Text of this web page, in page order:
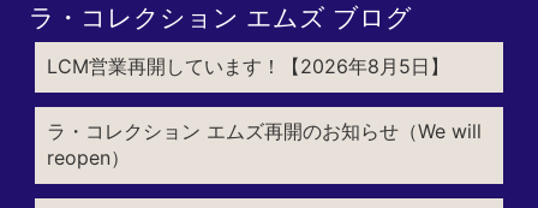
ラ・コレクション エムズ ブログ
LCM営業再開しています！【2026年8月5日】
ラ・コレクション エムズ再開のお知らせ（We will
reopen）